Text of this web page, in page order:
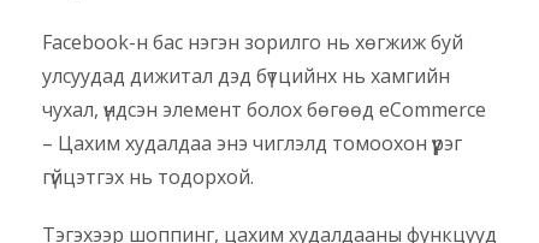
Facebook-н бас нэгэн зорилго нь хөгжиж буй
улсуудад дижитал дэд бүтцийнх нь хамгийн
чухал, үндсэн элемент болох бөгөөд eCommerce
– Цахим худалдаа энэ чиглэлд томоохон үүрэг
гүйцэтгэх нь тодорхой.
Тэгэхээр шоппинг, цахим худалдааны функцууд